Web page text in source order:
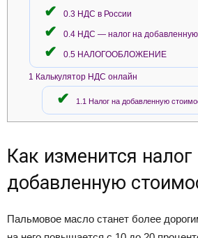
0.3 НДС в России
0.4 НДС — налог на добавленную
0.5 НАЛОГООБЛОЖЕНИЕ
1 Калькулятор НДС онлайн
1.1 Налог на добавленную
Как изменится налог
добавленную
Пальмовое масло станет более